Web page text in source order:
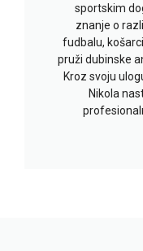
sportskim
znanje o
fudbalu,
pruži dubinske
Kroz svoju
Nikola